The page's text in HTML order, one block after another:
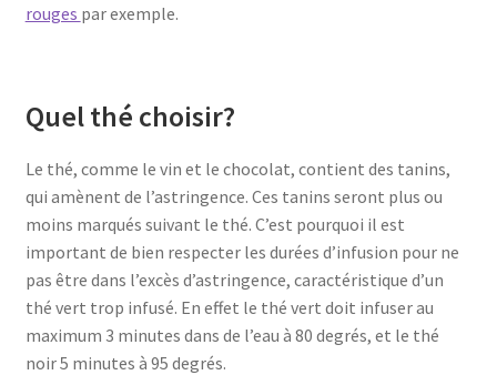
rouges par exemple.
Quel thé choisir?
Le thé, comme le vin et le chocolat, contient des tanins,
qui amènent de l’astringence. Ces tanins seront plus ou
moins marqués suivant le thé. C’est pourquoi il est
important de bien respecter les durées d’infusion pour ne
pas être dans l’excès d’astringence, caractéristique d’un
thé vert trop infusé. En effet le thé vert doit infuser au
maximum 3 minutes dans de l’eau à 80 degrés, et le thé
noir 5 minutes à 95 degrés.